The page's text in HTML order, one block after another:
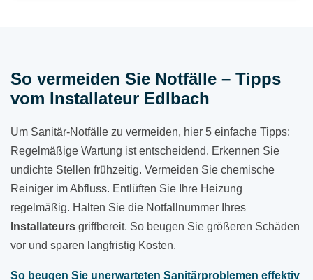
So vermeiden Sie Notfälle – Tipps
vom Installateur Edlbach
Um Sanitär-Notfälle zu vermeiden, hier 5 einfache Tipps:
Regelmäßige Wartung ist entscheidend. Erkennen Sie
undichte Stellen frühzeitig. Vermeiden Sie chemische
Reiniger im Abfluss. Entlüften Sie Ihre Heizung
regelmäßig. Halten Sie die Notfallnummer Ihres
Installateurs griffbereit. So beugen Sie größeren Schäden
vor und sparen langfristig Kosten.
So beugen Sie unerwarteten Sanitärproblemen effektiv